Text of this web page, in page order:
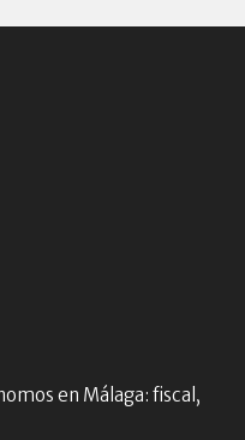
en Málaga: fiscal,